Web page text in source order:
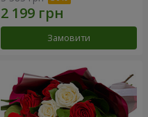
Замовити